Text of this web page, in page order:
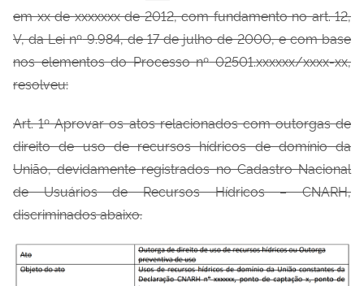
em xx de xxxxxxx de 2012, com fundamento no art. 12,
V, da Lei nº9.984, de 17 de julho de 2000, e com base
nos elementos do Processo nº02501.xxxxxx/xxxx-xx,
resolveu:
Art. 1ºAprovar os atos relacionados com outorgas de
direito de uso de recursos hídricos de domínio da
União, devidamente registrados no Cadastro Nacional
de Usuários de Recursos Hídricos – CNARH,
discriminados abaixo.